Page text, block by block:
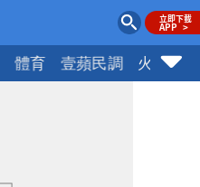
體育 壹蘋民調 火線話